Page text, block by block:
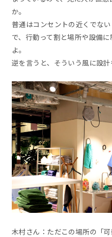
か。
普通はコンセントの近くでな
で、行動って割と場所や設備
よ。
逆を言うと、そういう風に設計
木村さん：ただこの場所の「